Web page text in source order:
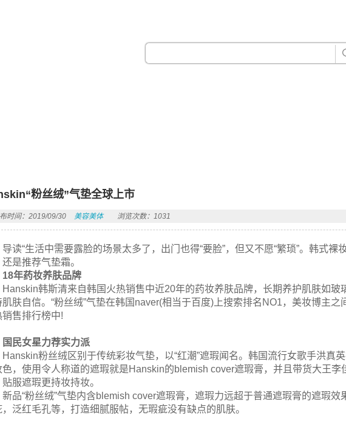
粉丝绒”气垫全球上市
时间：2019/09/30 美容美体 浏览次数：1031
导读“生活中需要露脸的场景太多了，出门也得“要脸”，但又不愿“繁琐”。韩式裸
是推荐气垫霜。
18年药妆养肤品牌
Hanskin韩斯清来自韩国火热销售中近20年的药妆养肤品牌，长期养护肌肤如玻
肌肤自信。“粉丝绒”气垫在韩国naver(相当于百度)上搜索排名NO1，美妆博主
销售排行榜中!
国民女星力荐实力派
Hanskin粉丝绒区别于传统彩妆气垫，以“红潮”遮瑕闻名。韩国流行女歌手洪真
色，使用令人称道的遮瑕就是Hanskin的blemish cover遮瑕膏，并且带货大王李
贴服遮瑕更持妆持妆。
新品“粉丝绒”气垫内含blemish cover遮瑕膏，遮瑕力远超于普通遮瑕膏的遮瑕
，泛红毛孔等，打造细腻服帖，无瑕疵没有缺点的肌肤。